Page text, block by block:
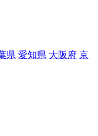
県 愛知県 大阪府 京